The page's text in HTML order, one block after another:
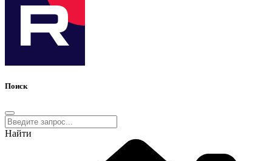
Поиск
Найти